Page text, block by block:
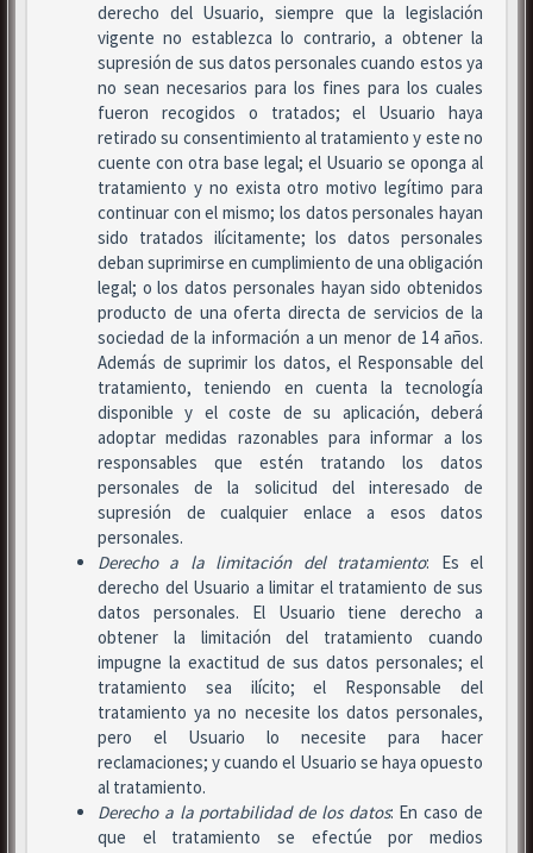
derecho del Usuario, siempre que la legislación
vigente no establezca lo contrario, a obtener la
supresión de sus datos personales cuando estos ya
no sean necesarios para los fines para los cuales
fueron recogidos o tratados; el Usuario haya
retirado su consentimiento al tratamiento y este no
cuente con otra base legal; el Usuario se oponga al
tratamiento y no exista otro motivo legítimo para
continuar con el mismo; los datos personales hayan
sido tratados ilícitamente; los datos personales
deban suprimirse en cumplimiento de una obligación
legal; o los datos personales hayan sido obtenidos
producto de una oferta directa de servicios de la
sociedad de la información a un menor de 14 años.
Además de suprimir los datos, el Responsable del
tratamiento, teniendo en cuenta la tecnología
disponible y el coste de su aplicación, deberá
adoptar medidas razonables para informar a los
responsables que estén tratando los datos
personales de la solicitud del interesado de
supresión de cualquier enlace a esos datos
personales.
Derecho a la limitación del tratamiento: Es el
derecho del Usuario a limitar el tratamiento de sus
datos personales. El Usuario tiene derecho a
obtener la limitación del tratamiento cuando
impugne la exactitud de sus datos personales; el
tratamiento sea ilícito; el Responsable del
tratamiento ya no necesite los datos personales,
pero el Usuario lo necesite para hacer
reclamaciones; y cuando el Usuario se haya opuesto
al tratamiento.
Derecho a la portabilidad de los datos: En caso de
que el tratamiento se efectúe por medios